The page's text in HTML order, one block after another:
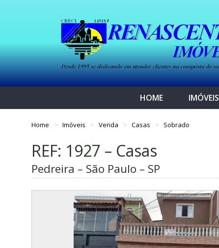
HOME IMÓVEIS
Home Imóveis Venda Casas Sobrado
REF: 1927 – Casas
Pedreira – São Paulo – SP